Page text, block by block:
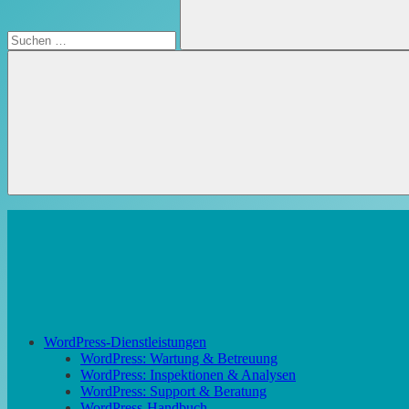
Suchen
WordPress-Dienstleistungen
WordPress: Wartung & Betreuung
WordPress: Inspektionen & Analysen
WordPress: Support & Beratung